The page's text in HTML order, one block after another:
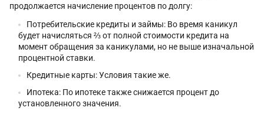
продолжается начисление процентов по долгу:
Потребительские кредиты и займы: Во время каникул
будет начисляться ⅔ от полной стоимости кредита на
момент обращения за каникулами, но не выше изначальной
процентной ставки.
Кредитные карты: Условия такие же.
Ипотека: По ипотеке также снижается процент до
установленного значения.